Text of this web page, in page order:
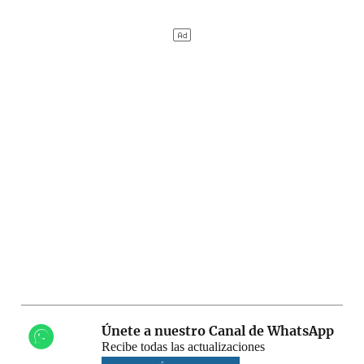
Únete a nuestro Canal de WhatsApp
Recibe todas las actualizaciones